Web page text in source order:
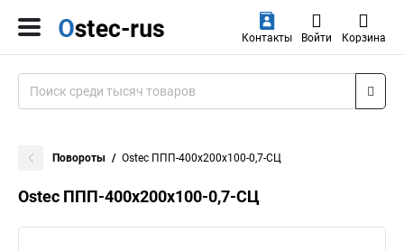
Контакты Войти Корзина
Повороты Ostec ППП-400х200х100-0,7-СЦ
Ostec ППП-400х200х100-0,7-СЦ